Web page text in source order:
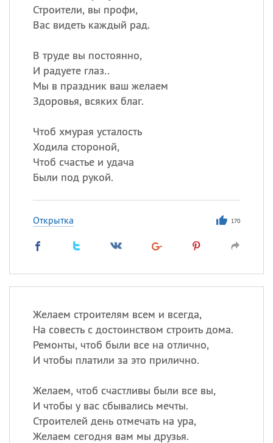
Строители, вы профи,
Вас видеть каждый рад.
В труде вы постоянно,
И радуете глаз..
Мы в праздник ваш желаем
Здоровья, всяких благ.
Чтоб хмурая усталость
Ходила стороной,
Чтоб счастье и удача
Были под рукой.
Открытка 170
Желаем строителям всем и всегда,
На совесть с достоинством строить дома.
Ремонты, чтоб были все на отлично,
И чтобы платили за это прилично.
Желаем, чтоб счастливы были все вы,
И чтобы у вас сбывались мечты.
Строителей день отмечать на ура,
Желаем сегодня вам мы друзья.